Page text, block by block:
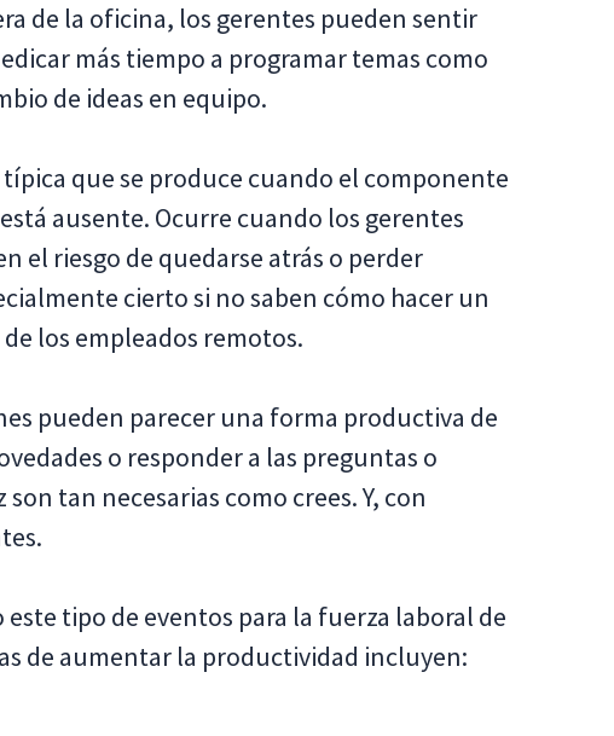
de la oficina, los gerentes pueden sentir
más tiempo a programar temas como
de ideas en equipo.
que se produce cuando el componente
ausente. Ocurre cuando los gerentes
el riesgo de quedarse atrás o perder
cierto si no saben cómo hacer un
los empleados remotos.
pueden parecer una forma productiva de
o responder a las preguntas o
tan necesarias como crees. Y, con
tipo de eventos para la fuerza laboral de
de aumentar la productividad incluyen: